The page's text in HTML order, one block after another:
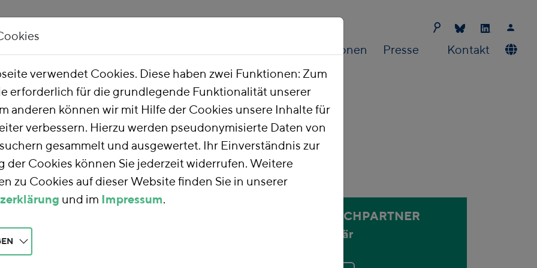
Publikationen Presse Kontakt
Finanzreform
nutzen wir die
auf eine
und Gesellschaft
Umwelt und
ANSPRECHPARTNER
Holger Bär
verwendet Cookies. Diese haben zwei Funktionen: Zum
erforderlich für die grundlegende Funktionalität unserer
anderen können wir mit Hilfe der Cookies unsere Inhalte für
verbessern. Hierzu werden pseudonymisierte Daten von
gesammelt und ausgewertet. Ihr Einverständnis zur
der Cookies können Sie jederzeit widerrufen. Weitere
zu Cookies auf dieser Website finden Sie in unserer
und im Impressum.